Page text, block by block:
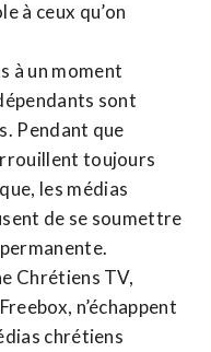
à ceux qu’on
à un moment
sont
Pendant que
toujours
les médias
de se soumettre
Chrétiens TV,
n’échappent
chrétiens